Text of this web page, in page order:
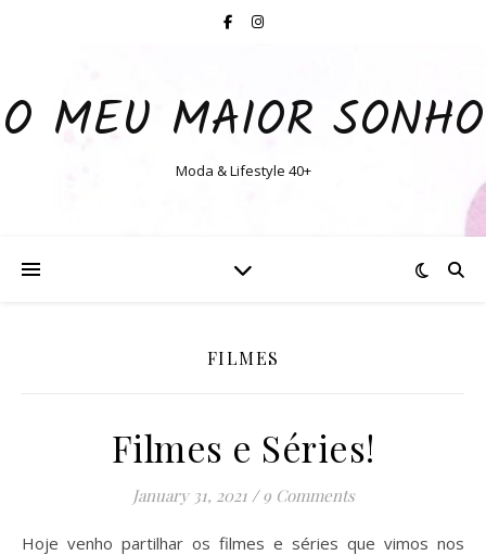
O MEU MAIOR SONHO
Moda & Lifestyle 40+
FILMES
Filmes e Séries!
January 31, 2021 / 9 Comments
Hoje venho partilhar os filmes e séries que vimos nos